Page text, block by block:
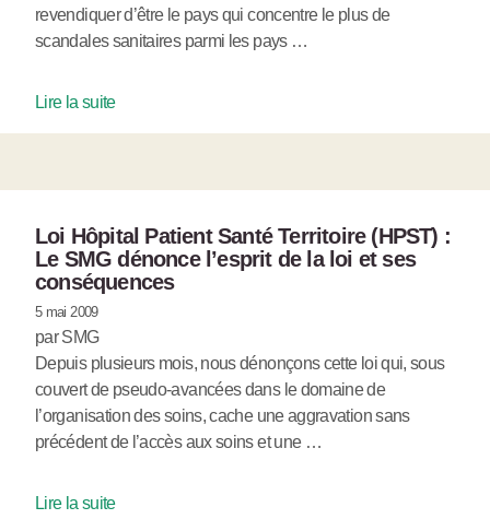
revendiquer d’être le pays qui concentre le plus de
scandales sanitaires parmi les pays …
Lire la suite
Loi Hôpital Patient Santé Territoire (HPST) :
Le SMG dénonce l’esprit de la loi et ses
conséquences
5 mai 2009
par SMG
Depuis plusieurs mois, nous dénonçons cette loi qui, sous
couvert de pseudo-avancées dans le domaine de
l’organisation des soins, cache une aggravation sans
précédent de l’accès aux soins et une …
Lire la suite